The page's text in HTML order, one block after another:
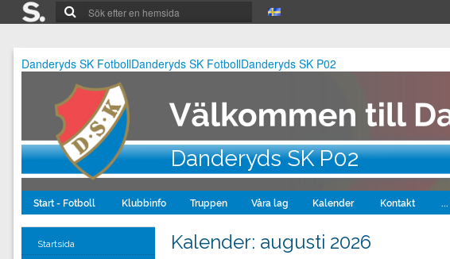
Danderyds SK FotbollDanderyds SK FotbollDanderyds SK P02
Danderyds SK P02
Start - Fotboll Klubbinfo Truppen Våra lag Kalender Kontakt ...
Startsida
Kalender: augusti 2026